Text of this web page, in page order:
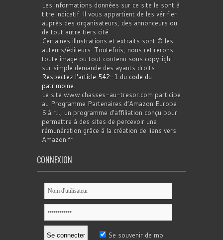
Les informations données sur ce site le sont à
titre indicatif. Il vous appartient de les vérifier
auprès des organisateurs, des annonceurs ou
de tout autre tiers cité.
Certaines illustrations et extraits sont © les
auteurs/éditeurs. Toutefois, nous retirerons
toute image ou tout contenu sous copyright
sur simple demande des ayants droits.
Respectez l'article 542-1 du code du
patrimoine.
Le site www.chasses-au-tresor.com participe
au Programme Partenaires d’Amazon Europe
S.à r.l., un programme d’affiliation conçu pour
permettre à des sites de percevoir une
rémunération grâce à la création de liens vers
Amazon.fr
CONNEXION
Se souvenir de moi